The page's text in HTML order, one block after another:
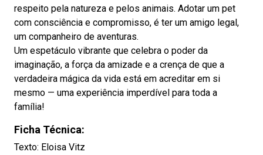
respeito pela natureza e pelos animais. Adotar um pet
com consciência e compromisso, é ter um amigo legal,
um companheiro de aventuras.
Um espetáculo vibrante que celebra o poder da
imaginação, a força da amizade e a crença de que a
verdadeira mágica da vida está em acreditar em si
mesmo — uma experiência imperdível para toda a
família!
Ficha Técnica:
Texto: Eloisa Vitz